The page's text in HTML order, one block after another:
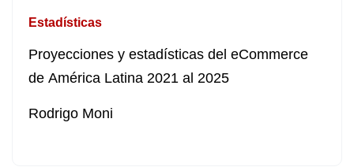
Estadísticas
Proyecciones y estadísticas del eCommerce
de América Latina 2021 al 2025
Rodrigo Moni